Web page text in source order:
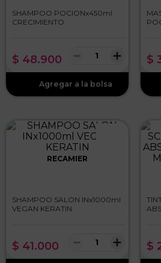
SHAMPOO POCIONx450ml
CRECIMIENTO
$ 48.900 ＋
－ $
RECAMIER
SHAMPOO SALON INx1000ml
VEGAN KERATIN
$ 41.000 ＋
－ $